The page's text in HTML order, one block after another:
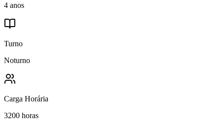
4 anos
Turno
Noturno
Carga Horária
3200 horas